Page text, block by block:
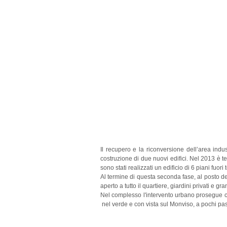
Il recupero e la riconversione dell’area
costruzione di due nuovi edifici. Nel 2013 è
sono stati realizzati un edificio di 6 piani fuori
Al termine di questa seconda fase, al posto
aperto a tutto il quartiere, giardini privati e
Nel complesso l'intervento urbano
nel verde e con vista sul Monviso, a pochi